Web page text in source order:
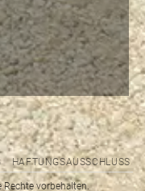
HAFTUNGSAUSSCHLUSS
vorbehalten.